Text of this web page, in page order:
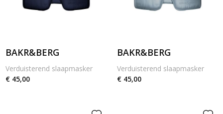
BAKR&BERG
Verduisterend slaapmasker
€ 45,00
BAKR&BERG
Verduisterend slaapmasker
€ 45,00